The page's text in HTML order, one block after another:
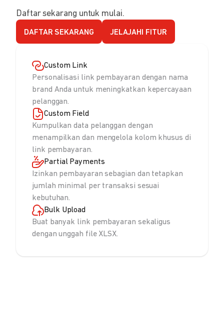
Daftar sekarang untuk mulai.
DAFTAR SEKARANG JELAJAHI FITUR
Custom Link
Personalisasi link pembayaran dengan nama
brand Anda untuk meningkatkan kepercayaan
pelanggan.
Custom Field
Kumpulkan data pelanggan dengan
menampilkan dan mengelola kolom khusus di
link pembayaran.
Partial Payments
Izinkan pembayaran sebagian dan tetapkan
jumlah minimal per transaksi sesuai
kebutuhan.
Bulk Upload
Buat banyak link pembayaran sekaligus
dengan unggah file XLSX.